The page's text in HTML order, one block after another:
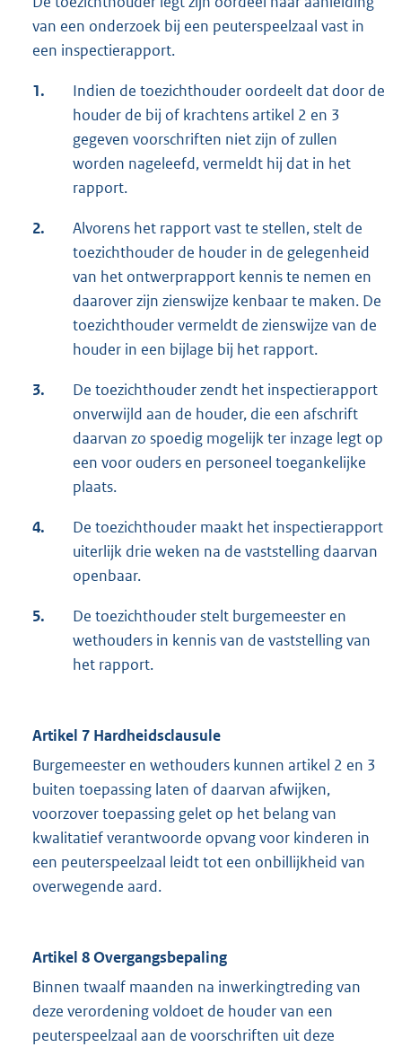
van een onderzoek bij een peuterspeelzaal vast in
een inspectierapport.
1.
Indien de toezichthouder oordeelt dat door de
houder de bij of krachtens artikel 2 en 3
gegeven voorschriften niet zijn of zullen
worden nageleefd, vermeldt hij dat in het
rapport.
2.
Alvorens het rapport vast te stellen, stelt de
toezichthouder de houder in de gelegenheid
van het ontwerprapport kennis te nemen en
daarover zijn zienswijze kenbaar te maken. De
toezichthouder vermeldt de zienswijze van de
houder in een bijlage bij het rapport.
3.
De toezichthouder zendt het inspectierapport
onverwijld aan de houder, die een afschrift
daarvan zo spoedig mogelijk ter inzage legt op
een voor ouders en personeel toegankelijke
plaats.
4.
De toezichthouder maakt het inspectierapport
uiterlijk drie weken na de vaststelling daarvan
openbaar.
5.
De toezichthouder stelt burgemeester en
wethouders in kennis van de vaststelling van
het rapport.
Artikel 7 Hardheidsclausule
Burgemeester en wethouders kunnen artikel 2 en 3
buiten toepassing laten of daarvan afwijken,
voorzover toepassing gelet op het belang van
kwalitatief verantwoorde opvang voor kinderen in
een peuterspeelzaal leidt tot een onbillijkheid van
overwegende aard.
Artikel 8 Overgangsbepaling
Binnen twaalf maanden na inwerkingtreding van
deze verordening voldoet de houder van een
peuterspeelzaal aan de voorschriften uit deze